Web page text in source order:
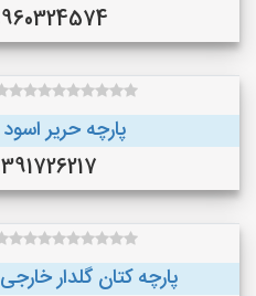
09960324574
پارچه حریر اسود
09391726217
پارچه کتان گلدار